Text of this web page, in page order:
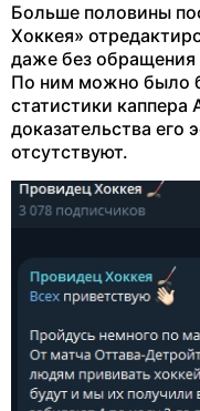
Больше половины
Хоккея»
даже без
По ним можно было
статистики каппера
доказательства его
отсутствуют.